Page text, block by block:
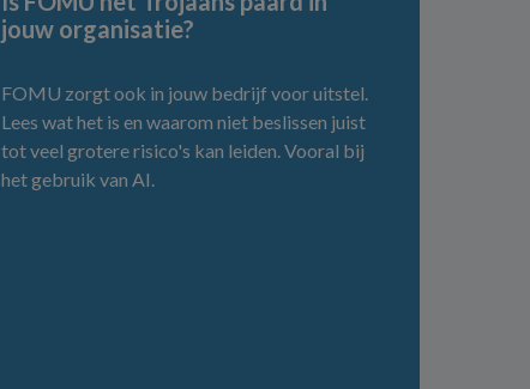
jouw organisatie?
FOMU zorgt ook in jouw bedrijf voor uitstel.
Lees wat het is en waarom niet beslissen juist
tot veel grotere risico's kan leiden. Vooral bij
het gebruik van AI.